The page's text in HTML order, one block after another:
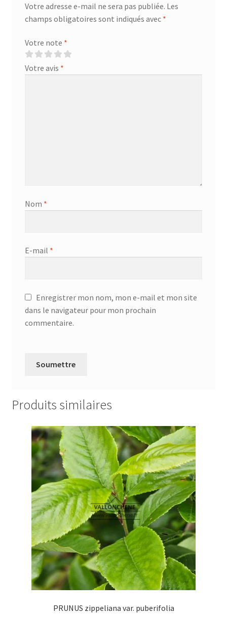
Votre adresse e-mail ne sera pas publiée. Les
champs obligatoires sont indiqués avec *
Votre note *
Votre avis *
Nom *
E-mail *
Enregistrer mon nom, mon e-mail et mon site
dans le navigateur pour mon prochain
commentaire.
Produits similaires
PRUNUS zippeliana var. puberifolia